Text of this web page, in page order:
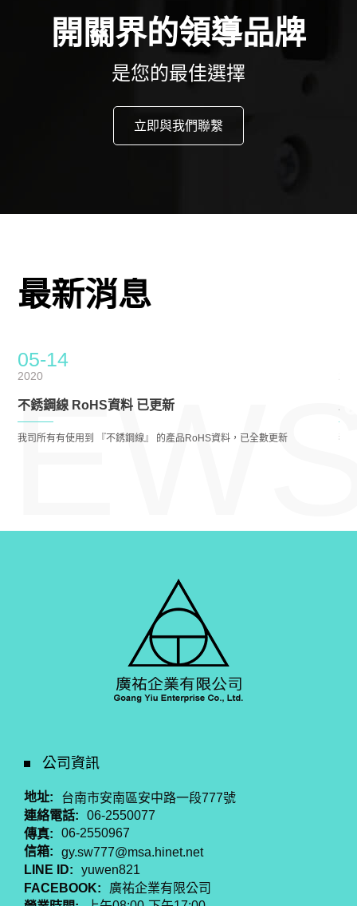
開關界的領導品牌
是您的最佳選擇
立即與我們聯繫
最新消息
05-14
2020
不銹鋼線 RoHS資料 已更新
我司所有有使用到 『不銹鋼線』 的產品RoHS資料，已全數更新 我
公司資訊
地址:
台南市安南區安中路一段777號
連絡電話:
06-2550077
傳真:
06-2550967
信箱:
gy.sw777@msa.hinet.net
LINE ID:
yuwen821
FACEBOOK:
廣祐企業有限公司